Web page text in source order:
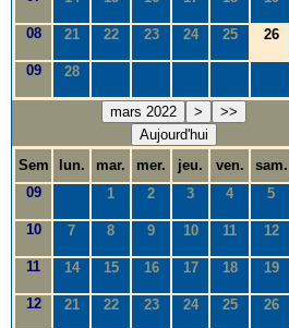
08 21 22 23 24 25 26
09 28
mars 2022 >
>>
Aujourd'hui
Sem
lun. mar. mer. jeu. ven. sam.
09
1 2 3 4 5
10 7 8 9 10 11 12
11 14 15 16 17 18 19
12 21 22 23 24 25 26